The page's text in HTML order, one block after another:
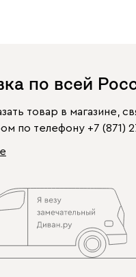
по всей
товар в магазине,
по телефону +7 (871)